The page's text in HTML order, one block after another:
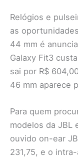
Relógios e
as
44 mm é
Galaxy Fit3
sai por R$
46 mm aparece
Para quem
modelos da JBL
ouvido on-ear
231,75, e o